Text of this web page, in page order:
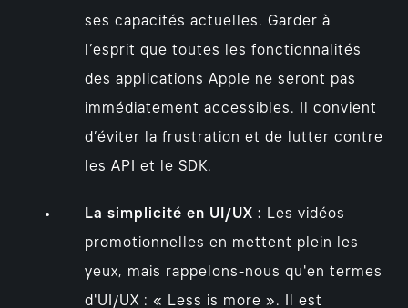
ses capacités actuelles. Garder à
l’esprit que toutes les fonctionnalités
des applications Apple ne seront pas
immédiatement accessibles. Il convient
d’éviter la frustration et de lutter contre
les API et le SDK.
La simplicité en UI/UX : Les vidéos
promotionnelles en mettent plein les
yeux, mais rappelons-nous qu'en termes
d'UI/UX : « Less is more ». Il est